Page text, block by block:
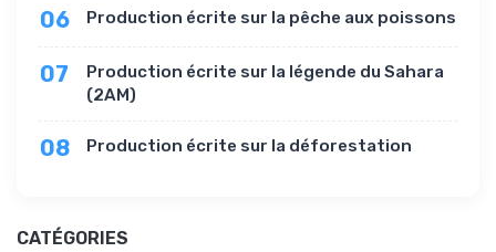
06 Production écrite sur la pêche aux poissons
07
Production écrite sur la légende du Sahara
(2AM)
08 Production écrite sur la déforestation
CATÉGORIES